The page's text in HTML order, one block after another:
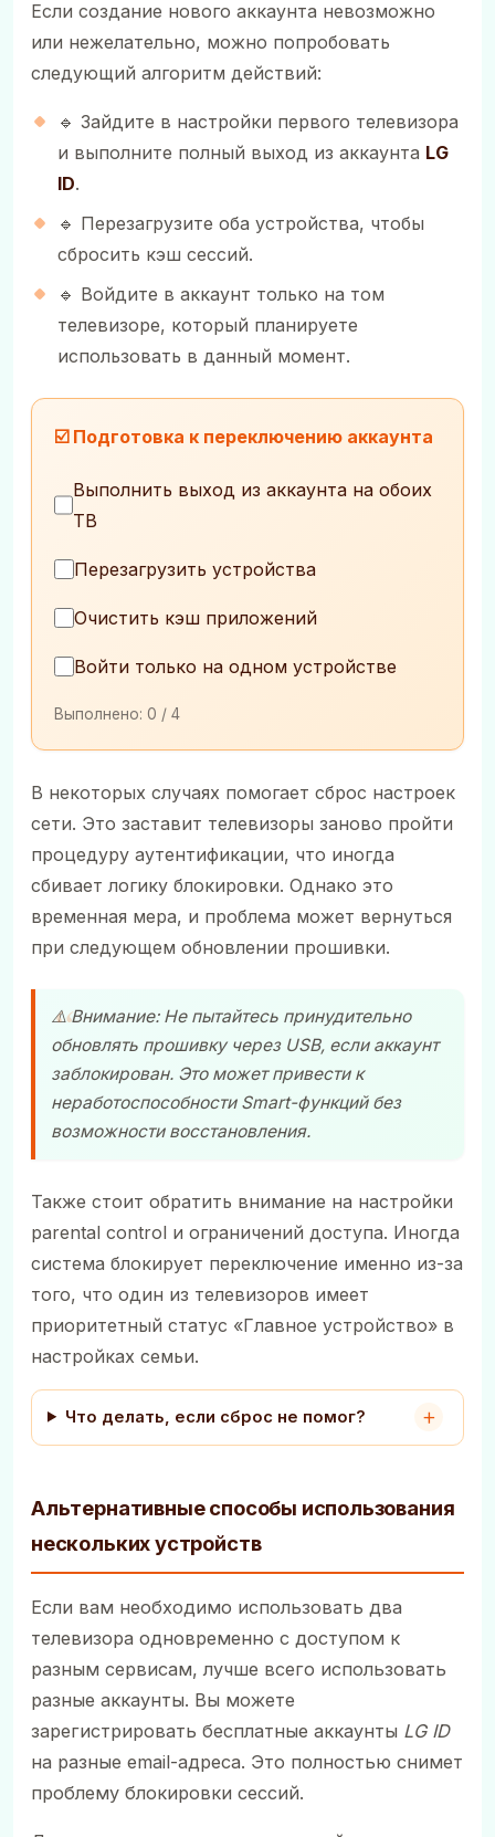
Если создание нового аккаунта невозможно
или нежелательно, можно попробовать
следующий алгоритм действий:
🔹 Зайдите в настройки первого телевизора
и выполните полный выход из аккаунта LG
ID.
🔹 Перезагрузите оба устройства, чтобы
сбросить кэш сессий.
🔹 Войдите в аккаунт только на том
телевизоре, который планируете
использовать в данный момент.
☑️ Подготовка к переключению аккаунта
Выполнить выход из аккаунта на обоих
ТВ
Перезагрузить устройства
Очистить кэш приложений
Войти только на одном устройстве
Выполнено: 0 / 4
В некоторых случаях помогает сброс настроек
сети. Это заставит телевизоры заново пройти
процедуру аутентификации, что иногда
сбивает логику блокировки. Однако это
временная мера, и проблема может вернуться
при следующем обновлении прошивки.
⚠️ Внимание: Не пытайтесь принудительно
обновлять прошивку через USB, если аккаунт
заблокирован. Это может привести к
неработоспособности Smart-функций без
возможности восстановления.
Также стоит обратить внимание на настройки
parental control и ограничений доступа. Иногда
система блокирует переключение именно из-за
того, что один из телевизоров имеет
приоритетный статус «Главное устройство» в
настройках семьи.
Что делать, если сброс не помог?
Альтернативные способы использования
нескольких устройств
Если вам необходимо использовать два
телевизора одновременно с доступом к
разным сервисам, лучше всего использовать
разные аккаунты. Вы можете
зарегистрировать бесплатные аккаунты LG ID
на разные email-адреса. Это полностью снимет
проблему блокировки сессий.